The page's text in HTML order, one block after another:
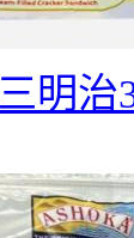
明治